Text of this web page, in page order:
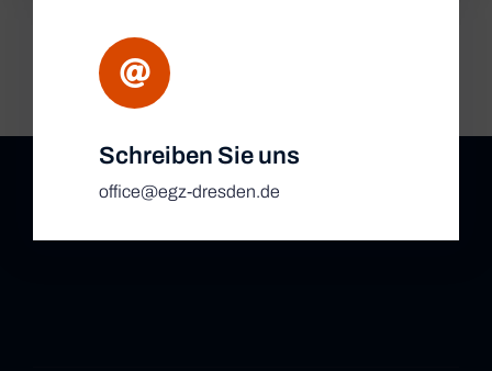
Schreiben Sie uns
office@egz-dresden.de